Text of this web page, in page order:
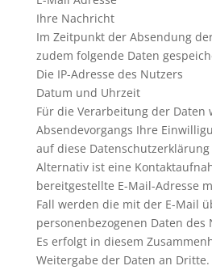
Ihre Nachricht
Im Zeitpunkt der Absendung
zudem folgende Daten
Die IP-Adresse des Nutzers
Datum und Uhrzeit
Für die Verarbeitung der Daten
Absendevorgangs Ihre
auf diese
Alternativ ist eine
bereitgestellte E-Mail-Adresse
Fall werden die mit der E-Mail
personenbezogenen Daten des
Es erfolgt in diesem
Weitergabe der Daten an